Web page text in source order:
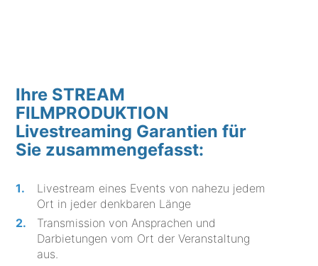
Ihre STREAM
FILMPRODUKTION
Livestreaming Garantien für
Sie zusammengefasst:
Livestream eines Events von nahezu jedem
Ort in jeder denkbaren Länge
Transmission von Ansprachen und
Darbietungen vom Ort der Veranstaltung
aus.